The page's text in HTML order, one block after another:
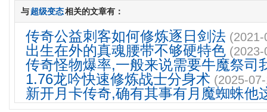
与超级变态相关的文章有：
传奇公益刺客如何修炼逐日剑法
出生在外的真魂腰带不够硬特色
传奇怪物爆率,一般来说需要牛魔祭司
1.76龙吟快速修炼战士分身术 (2025-
新开月卡传奇,确有其事有月魔蜘蛛他